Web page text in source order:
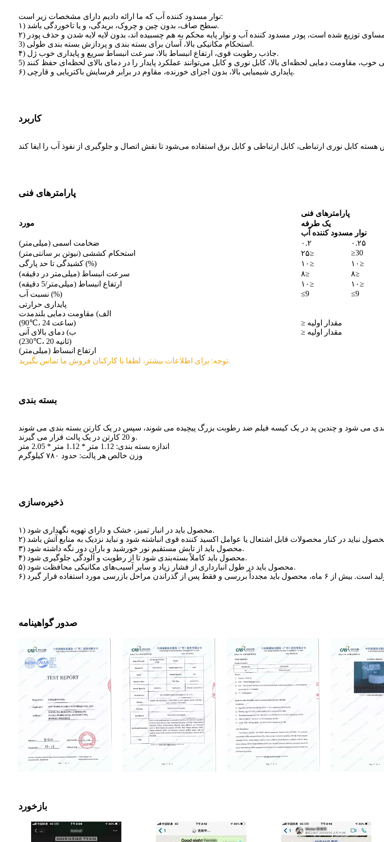
نوار مسدود کننده آب که ما ارائه دادیم دارای مشخصات زیر است:
۱) سطح صاف، بدون چین و چروک، بریدگی، و یا تاخوردگی باشد.
3) استحکام مکانیکی بالا، آسان برای بسته بندی و پردازش بسته بندی طولی.
۴) جاذب رطوبت قوی، ارتفاع انبساط بالا، سرعت انبساط سریع و پایداری خوب ژل.
۶) پایداری شیمیایی بالا، بدون اجزای خورنده، مقاوم در برابر فرسایش باکتریایی و قارچی.
کاربرد
پارامترهای فنی
مورد
پارامترهای فنی
یک طرفه
نوار مسدود کننده آب
ضخامت اسمی (میلی‌متر)
۰.۲ ۰.۲۵
استحکام کششی (نیوتن بر سانتی‌متر)
۲۵≥ ≥30
کشیدگی تا حد پارگی (%)
۱۰≥ ۱۰≥
سرعت انبساط (میلی‌متر در دقیقه)
۸≥ ۸≥
ارتفاع انبساط (میلی‌متر/5 دقیقه)
۱۰≥ ۱۰≥
نسبت آب (%)
≤9 ≤9
پایداری حرارتی
الف) مقاومت دمایی بلندمدت
(90℃، 24 ساعت)
ب) دمای بالای آنی
(230℃، 20 ثانیه)
ارتفاع انبساط (میلی‌متر)
≥ مقدار اولیه
≥ مقدار اولیه
توجه: برای اطلاعات بیشتر، لطفا با کارکنان فروش ما تماس بگیرید.
بسته بندی
می شود و چندین پد در یک کیسه فیلم ضد رطوبت بزرگ پیچیده می شوند، سپس در یک کارتن بسته بندی می شوند
و 20 کارتن در یک پالت قرار می گیرند.
اندازه بسته بندی: 1.12 متر * 1.12 متر * 2.05 متر
وزن خالص هر پالت: حدود ۷۸۰ کیلوگرم
ذخیره‌سازی
۱) محصول باید در انبار تمیز، خشک و دارای تهویه نگهداری شود.
۳) محصول باید از تابش مستقیم نور خورشید و باران دور نگه داشته شود.
۴) محصول باید کاملاً بسته‌بندی شود تا از رطوبت و آلودگی جلوگیری شود.
۵) محصول باید در طول انبارداری از فشار زیاد و سایر آسیب‌های مکانیکی محافظت شود.
صدور گواهینامه
بازخورد